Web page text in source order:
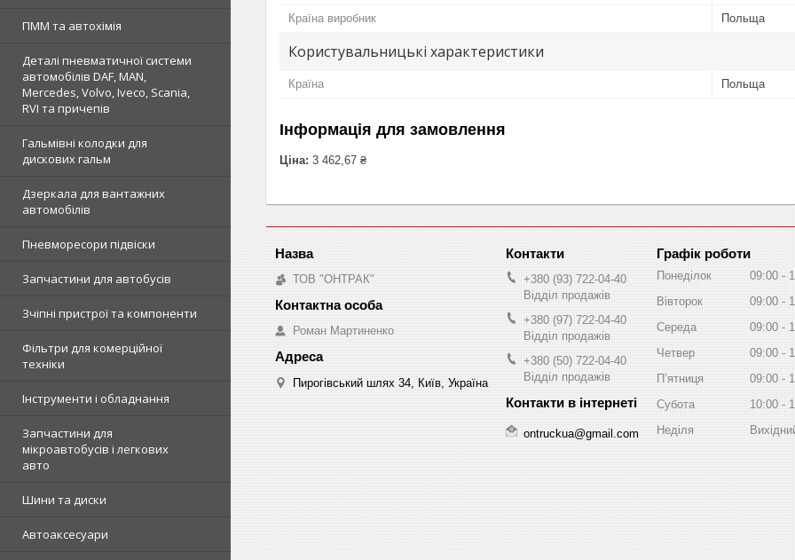
ПММ та автохімія
Деталі пневматичної системи
автомобілів DAF, MAN,
Mercedes, Volvo, Iveco, Scania,
RVI та причепів
Гальмівні колодки для
дискових гальм
Дзеркала для вантажних
автомобілів
Пневморесори підвіски
Запчастини для автобусів
Зчіпні пристрої та компоненти
Фільтри для комерційної
техніки
Інструменти і обладнання
Запчастини для
мікроавтобусів і легкових
авто
Шини та диски
Автоаксесуари
Країна виробник Польща
Користувальницькі характеристики
Країна Польща
Інформація для замовлення
Ціна: 3 462,67 ₴
ТОВ "ОНТРАК"
Роман Мартиненко
Пирогівський шлях 34, Київ, Україна
+380 (93) 722-04-40
Відділ продажів
+380 (97) 722-04-40
Відділ продажів
+380 (50) 722-04-40
Відділ продажів
ontruckua@gmail.com
Графік роботи
Понеділок 09:00
Вівторок
09:00
Середа
09:00
Четвер
09:00
Пʼятниця
09:00
Субота
10:00
Неділя